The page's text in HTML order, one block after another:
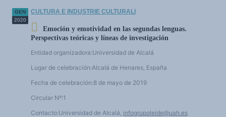
GEN
2020
CULTURA E INDUSTRIE CULTURALI
Emoción y emotividad en las segundas lenguas.
Perspectivas teóricas y líneas de investigación
Entidad organizadora:Universidad de Alcalá
Lugar de celebración:Alcalá de Henares, España
Fecha de celebración:8 de mayo de 2019
Circular Nº:1
Contacto:Universidad de Alcalá, infogrupoleide@uah.es